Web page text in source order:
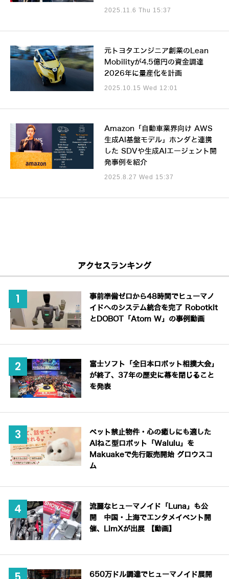
2025.11.6 Thu 15:37
元トヨタエンジニア創業のLean
Mobilityが4.5億円の資金調達
2026年に量産化を計画
2025.10.15 Wed 12:01
Amazon「自動車業界向け AWS
生成AI基盤モデル」ホンダと連携
した SDVや生成AIエージェント開
発事例を紹介
2025.8.27 Wed 15:37
アクセスランキング
事前準備ゼロから48時間でヒューマノ
イドへのシステム統合を完了 Robotkit
とDOBOT「Atom W」の事例動画
富士ソフト「全日本ロボット相撲大会」
が終了、37年の歴史に幕を閉じること
を発表
ペット禁止物件・心の癒しにも適した
AIねこ型ロボット「Walulu」を
Makuakeで先行販売開始 グロウスコ
ム
流麗なヒューマノイド「Luna」も公
開 中国・上海でエンタメイベント開
催、LimXが出展 【動画】
650万ドル調達でヒューマノイド展開